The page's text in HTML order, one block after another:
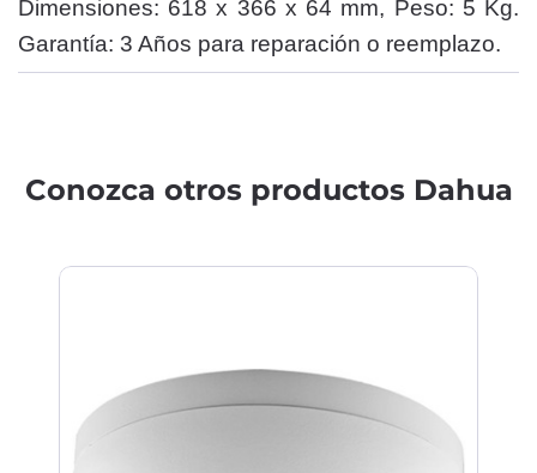
Dimensiones: 618 x 366 x 64 mm, Peso: 5 Kg.
Garantía: 3 Años para reparación o reemplazo.
Conozca otros productos Dahua